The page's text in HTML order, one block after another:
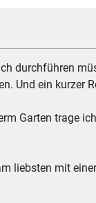
durchführen
Und ein kurzer
Garten trage
liebsten mit